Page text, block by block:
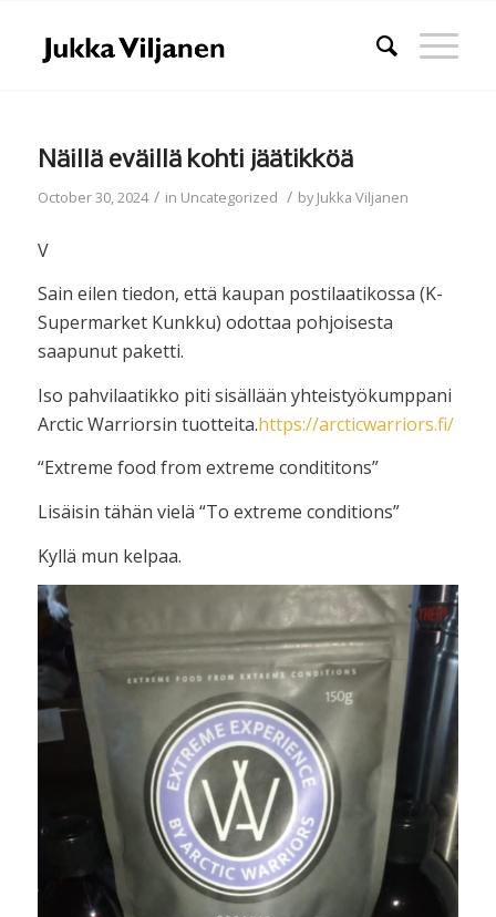
Näillä eväillä kohti jäätikköä
October 30, 2024 / in Uncategorized / byJukka Viljanen
V
Sain eilen tiedon, että kaupan postilaatikossa (K-
Supermarket Kunkku) odottaa pohjoisesta
saapunut paketti.
Iso pahvilaatikko piti sisällään yhteistyökumppani
Arctic Warriorsin tuotteita.https://arcticwarriors.fi/
“Extreme food from extreme condititons”
Lisäisin tähän vielä “To extreme conditions”
Kyllä mun kelpaa.